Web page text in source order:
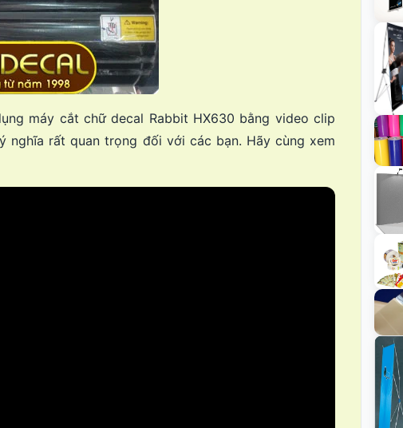
máy cắt chữ decal Rabbit HX630 bằng video clip
nghĩa rất quan trọng đối với các bạn. Hãy cùng xem